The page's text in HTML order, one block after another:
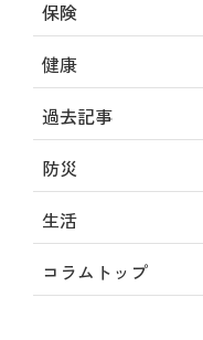
保険
健康
過去記事
防災
生活
コラムトップ